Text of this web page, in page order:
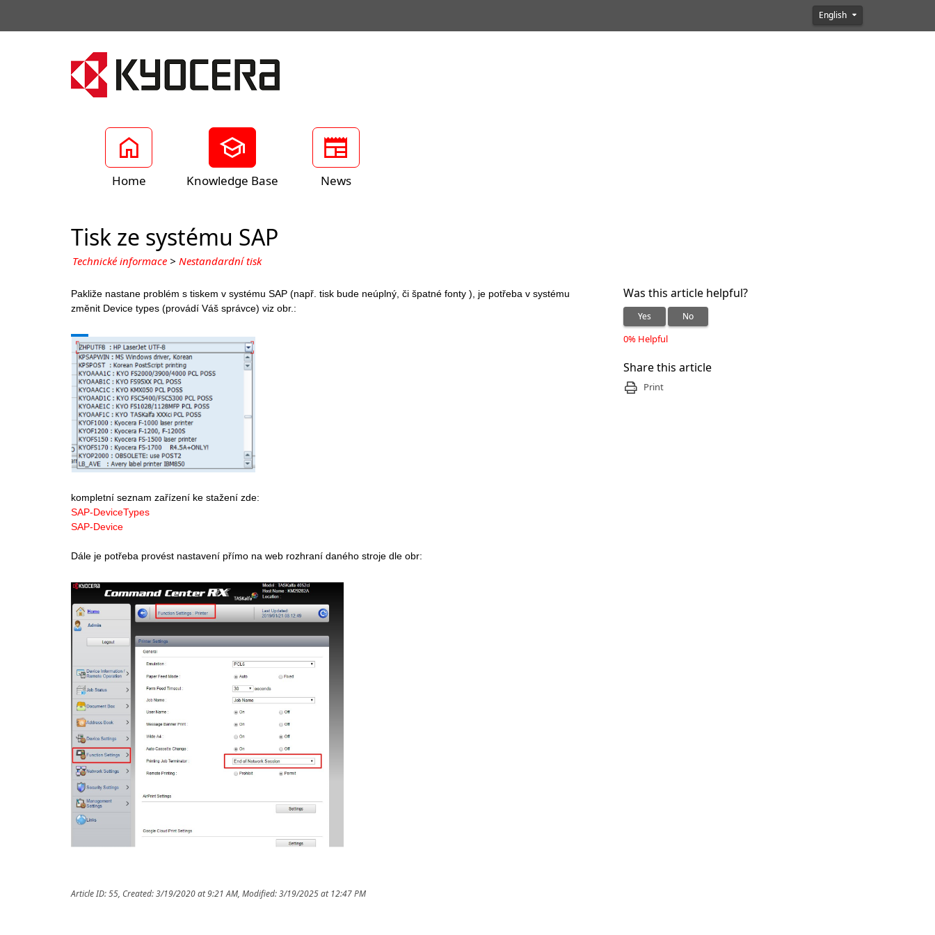
English
Home Knowledge Base News
Tisk ze systému SAP
Technické informace > Nestandardní tisk
Pakliže nastane problém s tiskem v systému SAP (např. tisk bude neúplný, či špatné fonty ), je potřeba v systému
změnit Device types (provádí Váš správce) viz obr.:
kompletní seznam zařízení ke stažení zde:
SAP-DeviceTypes
SAP-Device
Dále je potřeba provést nastavení přímo na web rozhraní daného stroje dle obr:
Article ID: 55, Created: 3/19/2020 at 9:21 AM, Modified: 3/19/2025 at 12:47 PM
Was this article helpful?
Yes No
0% Helpful
Share this article
Print